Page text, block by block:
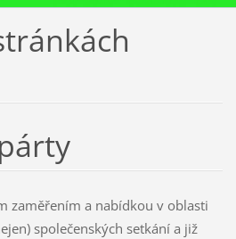
zaměřením a nabídkou v oblasti
společenských setkání a již